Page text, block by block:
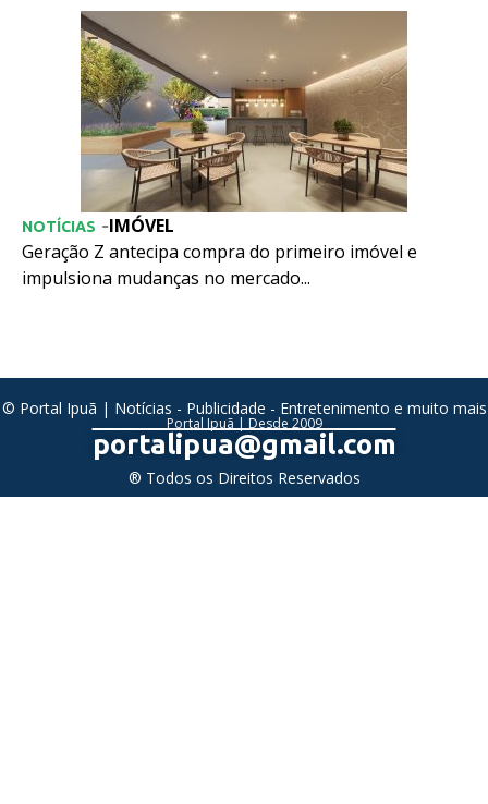
IMÓVEL
NOTÍCIAS -
Geração Z antecipa compra do primeiro imóvel e
impulsiona mudanças no mercado...
© Portal Ipuã | Notícias - Publicidade - Entretenimento e muito mais
Portal Ipuã | Desde 2009
portalipua@gmail.com
® Todos os Direitos Reservados